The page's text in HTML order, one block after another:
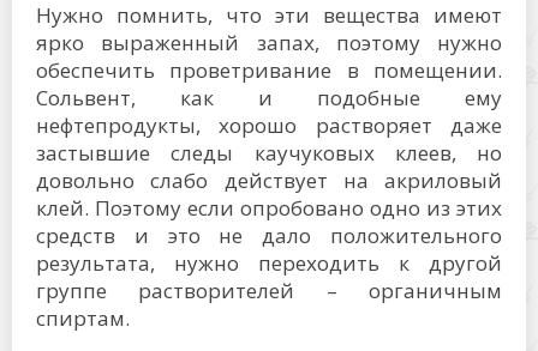
Нужно помнить, что эти вещества имеют
ярко выраженный запах, поэтому нужно
обеспечить проветривание в помещении.
Сольвент, как и подобные ему
нефтепродукты, хорошо растворяет даже
застывшие следы каучуковых клеев, но
довольно слабо действует на акриловый
клей. Поэтому если опробовано одно из этих
средств и это не дало положительного
результата, нужно переходить к другой
группе растворителей – органичным
спиртам.